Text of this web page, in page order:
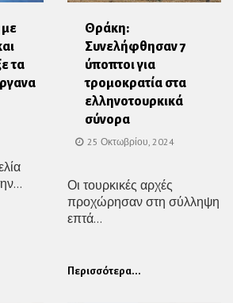
τα
Θράκη:
Συνελήφθησαν 7
ύποπτοι για
τρομοκρατία στα
ελληνοτουρκικά
σύνορα
25 Οκτωβρίου, 2024
Οι τουρκικές αρχές
προχώρησαν στη σύλληψη
επτά...
Περισσότερα...